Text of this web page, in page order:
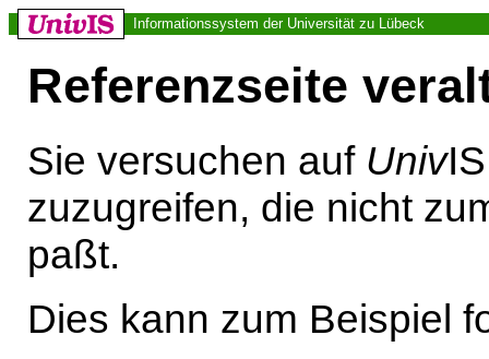
Informationssystem der Universität zu Lübeck
Referenzseite
Sie versuchen auf Univ
zuzugreifen, die nicht
paßt.
Dies kann zum Beispiel